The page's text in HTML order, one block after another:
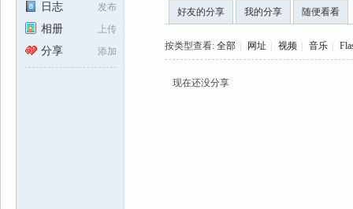
索
盆
发布
日志
上传
相册
添加
分享
好友的分享 我的分享 随便看看
按类型查看: 全部 网址 视频 音乐
现在还没分享